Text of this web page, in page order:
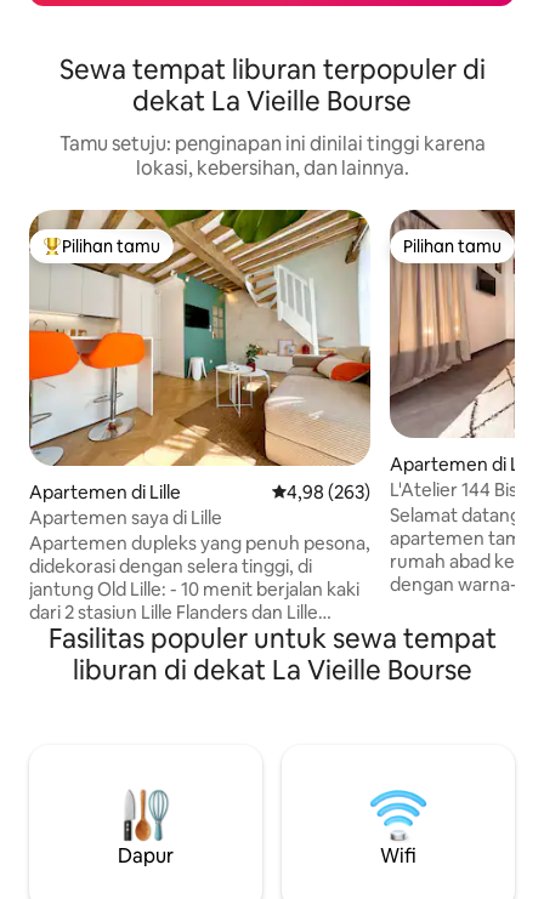
Sewa tempat liburan terpopuler di
dekat La Vieille Bourse
Tamu setuju: penginapan ini dinilai tinggi karena
lokasi, kebersihan, dan lainnya.
Pilihan tamu terpopuler
Pilihan tamu
Apartemen di Lille Nilai rata-rata 4,98 dari 5, 263
4,98 (263)
Apartemen saya di Lille
Apartemen dupleks yang penuh pesona,
didekorasi dengan selera tinggi, di
jantung Old Lille: - 10 menit berjalan kaki
dari 2 stasiun Lille Flanders dan Lille
Europe - 10 menit berjalan kaki dari
Metro Rihour atau Metro Lille Flandre - 5
menit berjalan kaki dari Grand Place - 1,5
Parkir bawah tanah, sepeda V'Lille, bus,...
semuanya ada di dekat sini.
Pilihan tamu
Pilihan tamu
Apartemen di Lille
L'Atelier 144 Bis:
Sauna
Selamat datang di
apartemen tamu
rumah abad ke-
dengan warna-warna
hanya perlu
300 m dari Gare
Place, dan Musée
dan santai di Lille
inframerah
perjalanan bisnis.
Fasilitas populer untuk sewa tempat
liburan di dekat La Vieille Bourse
Dapur Wifi